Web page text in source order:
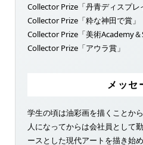
Collector Prize「丹青ディスプレ
Collector Prize「粋な神田で賞」
Collector Prize「美術Academy＆
Collector Prize「アウラ賞」
メッセ
学生の頃は油彩画を描くことか
人になってからは会社員として
ースとした現代アートを描き始